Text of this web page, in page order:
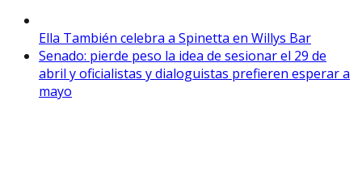
Ella También celebra a Spinetta en Willys Bar
Senado: pierde peso la idea de sesionar el 29 de
abril y oficialistas y dialoguistas prefieren esperar a
mayo